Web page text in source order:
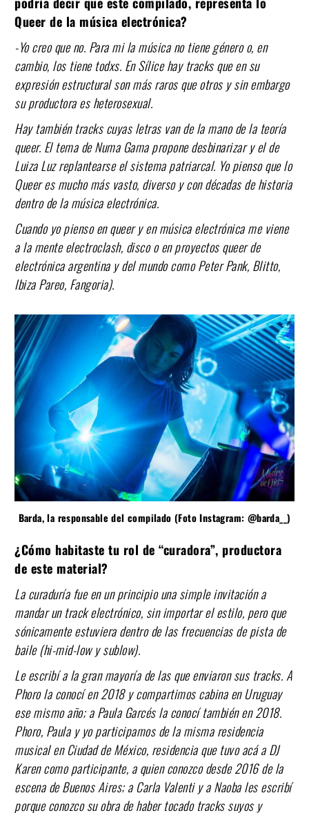
Queer de la música electrónica?
-Yo creo que no. Para mi la música no tiene género o, en
cambio, los tiene todxs. En Sílice hay tracks que en su
expresión estructural son más raros que otros y sin embargo
su productora es heterosexual.
Hay también tracks cuyas letras van de la mano de la teoría
queer. El tema de Numa Gama propone desbinarizar y el de
Luiza Luz replantearse el sistema patriarcal. Yo pienso que lo
Queer es mucho más vasto, diverso y con décadas de historia
dentro de la música electrónica.
Cuando yo pienso en queer y en música electrónica me viene
a la mente electroclash, disco o en proyectos queer de
electrónica argentina y del mundo como Peter Pank, Blitto,
Ibiza Pareo, Fangoria).
Barda, la responsable del compilado (Foto Instagram: @barda__)
¿Cómo habitaste tu rol de “curadora”, productora
de este material?
La curaduría fue en un principio una simple invitación a
mandar un track electrónico, sin importar el estilo, pero que
sónicamente estuviera dentro de las frecuencias de pista de
baile (hi-mid-low y sublow).
Le escribí a la gran mayoría de las que enviaron sus tracks. A
Phoro la conocí en 2018 y compartimos cabina en Uruguay
ese mismo año; a Paula Garcés la conocí también en 2018.
Phoro, Paula y yo participamos de la misma residencia
musical en Ciudad de México, residencia que tuvo acá a DJ
Karen como participante, a quien conozco desde 2016 de la
escena de Buenos Aires; a Carla Valenti y a Naoba les escribí
porque conozco su obra de haber tocado tracks suyos y